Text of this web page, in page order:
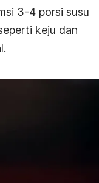
3-4 porsi susu
keju dan